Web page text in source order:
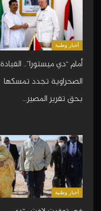
أخبار وطنية
أمام “دي ميستورا”.. القيادة
الصحراوية تجدد تمسكها
بحق تقرير المصير…
أخبار وطنية